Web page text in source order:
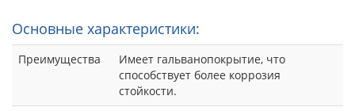
Основные характеристики:
Преимущества
Имеет гальванопокрытие, что
способствует более коррозия
стойкости.